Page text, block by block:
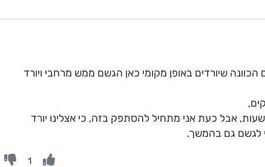
שיורדים באופן מקומי כאן הגשם ממש מרחבי ויורד
אבל כעת אני מתחיל להסתפק בזה, כי אצלינו יורד
לגשם גם בהמשך.
1